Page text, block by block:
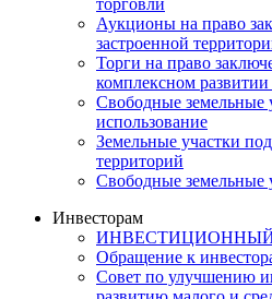
Аукционы на право
застроенной
Торги на право
комплексном
Свободные земельные
использование
Земельные участки
территорий
Свободные земельные
Инвесторам
Обращение к
Совет по улучшению